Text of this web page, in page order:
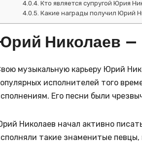
Кто является супругой Юрия
Какие награды получил Юрий
Николаев —
музыкальную карьеру Юрий
исполнителей того
Его песни были
Николаев начал активно
такие знаменитые